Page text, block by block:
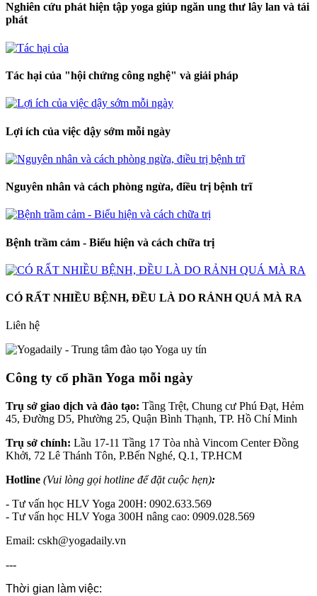
Nghiên cứu phát hiện tập yoga giúp ngăn ung thư lây lan và tái
phát
Tác hại của "hội chứng công nghệ" và giải pháp
Lợi ích của việc dậy sớm mỗi ngày
Nguyên nhân và cách phòng ngừa, điều trị bệnh trĩ
Bệnh trầm cảm - Biểu hiện và cách chữa trị
CÓ RẤT NHIỀU BỆNH, ĐỀU LÀ DO RẢNH QUÁ MÀ RA
Liên hệ
Công ty cổ phần Yoga mỗi ngày
Trụ sở giao dịch và đào tạo: Tầng Trệt, Chung cư Phú Đạt, Hẻm
45, Đường D5, Phường 25, Quận Bình Thạnh, TP. Hồ Chí Minh
Trụ sở chính: Lầu 17-11 Tầng 17 Tòa nhà Vincom Center Đồng
Khởi, 72 Lê Thánh Tôn, P.Bến Nghé, Q.1, TP.HCM
Hotline (Vui lòng gọi hotline để đặt cuộc hẹn):
- Tư vấn học HLV Yoga 200H: 0902.633.569
- Tư vấn học HLV Yoga 300H nâng cao: 0909.028.569
Email: cskh@yogadaily.vn
---
Thời gian làm việc: